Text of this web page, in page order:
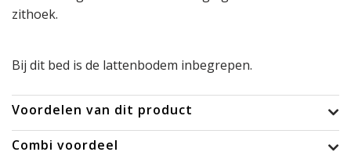
zithoek.
Bij dit bed is de lattenbodem inbegrepen.
Voordelen van dit product
Combi voordeel